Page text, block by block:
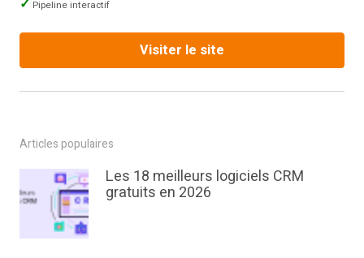
Pipeline interactif
Visiter le site
Articles populaires
Les 18 meilleurs logiciels CRM
gratuits en 2026